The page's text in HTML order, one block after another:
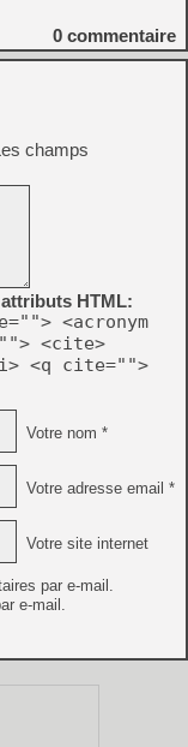
0 commentaire
champs
HTML:
<acronym
<cite>
<q cite="">
Votre nom *
Votre adresse email *
Votre site internet
par e-mail.
e-mail.